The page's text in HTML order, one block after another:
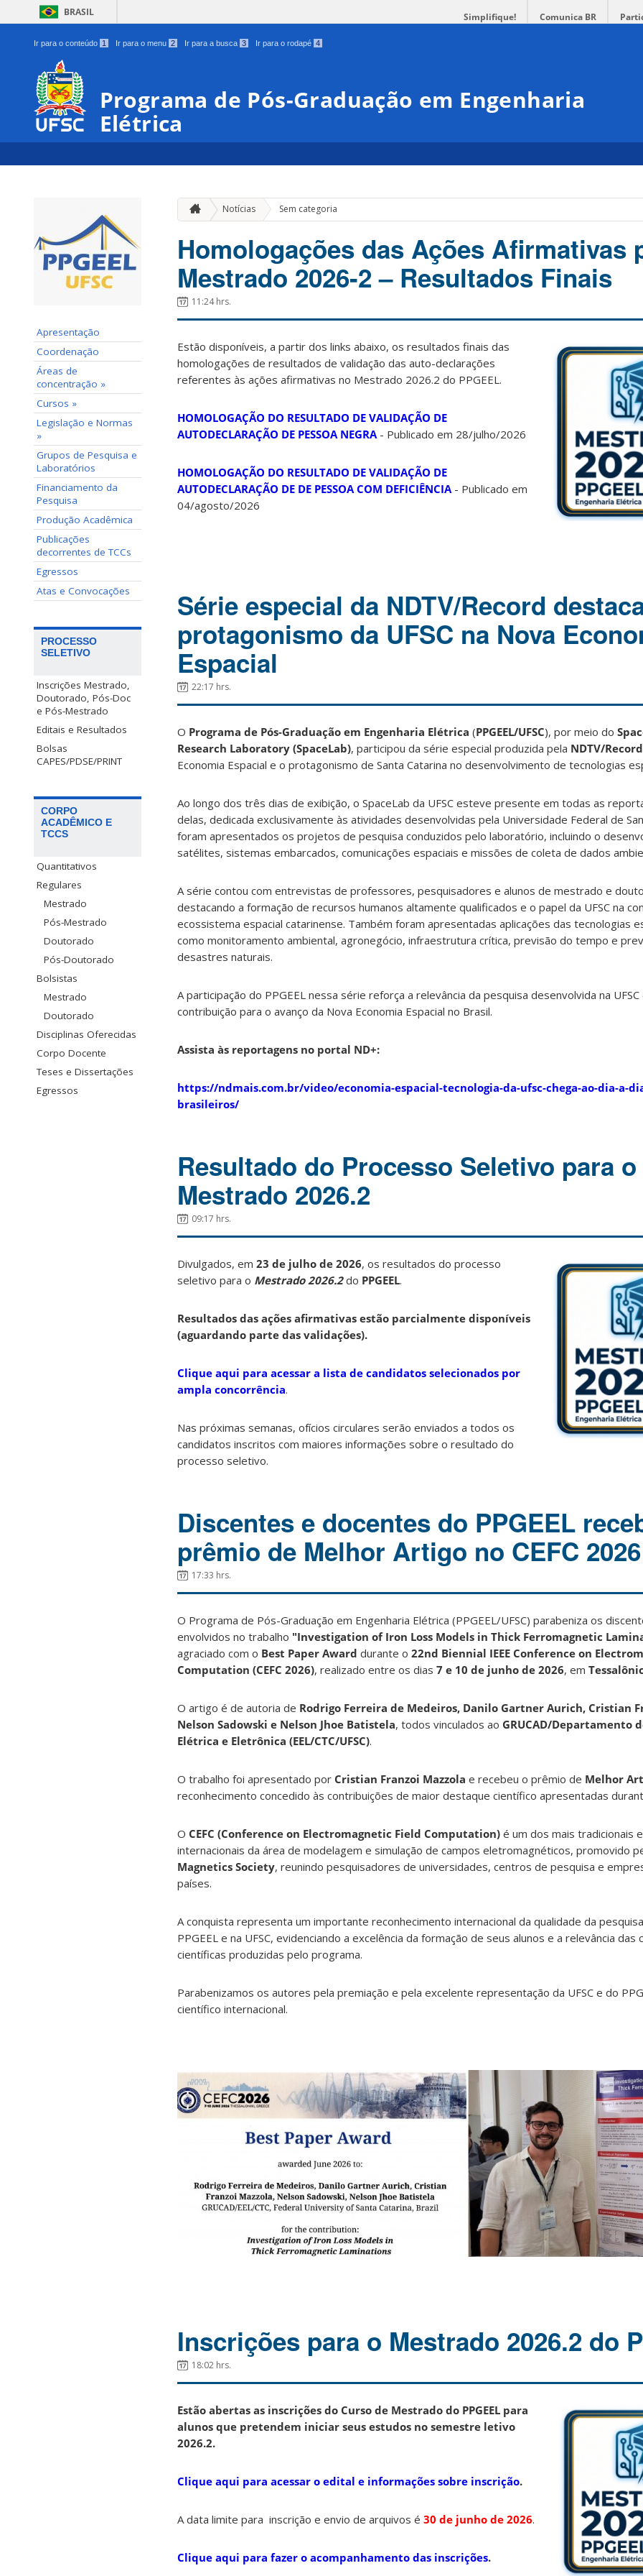
BRASIL Simplifique! Comunica BR
Ir para o conteúdo 1 Ir para o menu 2 Ir para a busca 3 Ir para o rodapé 4
Programa de Pós-Graduação em Engenharia
Elétrica
Apresentação
Coordenação
Áreas de
concentração »
Cursos »
Legislação e Normas
»
Grupos de Pesquisa e
Laboratórios
Financiamento da
Pesquisa
Produção Acadêmica
Publicações
decorrentes de TCCs
Egressos
Atas e Convocações
PROCESSO
SELETIVO
Inscrições Mestrado,
Doutorado, Pós-Doc
e Pós-Mestrado
Editais e Resultados
Bolsas
CAPES/PDSE/PRINT
CORPO
ACADÊMICO E
TCCS
Quantitativos
Regulares
Mestrado
Pós-Mestrado
Doutorado
Pós-Doutorado
Bolsistas
Mestrado
Doutorado
Disciplinas Oferecidas
Corpo Docente
Teses e Dissertações
Egressos
Notícias Sem categoria
Homologações das Ações Afirmativas
Mestrado 2026-2 – Resultados Finais
11:24 hrs.
Estão disponíveis, a partir dos links abaixo, os resultados finais das
homologações de resultados de validação das auto-declarações
referentes às ações afirmativas no Mestrado 2026.2 do PPGEEL.
HOMOLOGAÇÃO DO RESULTADO DE VALIDAÇÃO DE
AUTODECLARAÇÃO DE PESSOA NEGRA- Publicado em 28/julho/2026
HOMOLOGAÇÃO DO RESULTADO DE VALIDAÇÃO DE
AUTODECLARAÇÃO DE DE PESSOA COM DEFICIÊNCIA- Publicado em
04/agosto/2026
Série especial da NDTV/Record
protagonismo da UFSC na Nova
Espacial
22:17 hrs.
O Programa de Pós-Graduação em Engenharia Elétrica (PPGEEL/UFSC), por meio do
Research Laboratory (SpaceLab), participou da série especial produzida pela NDTV/Record
Economia Espacial e o protagonismo de Santa Catarina no desenvolvimento de tecnologias
Ao longo dos três dias de exibição, o SpaceLab da UFSC esteve presente em todas as
delas, dedicada exclusivamente às atividades desenvolvidas pela Universidade Federal de
foram apresentados os projetos de pesquisa conduzidos pelo laboratório, incluindo o
satélites, sistemas embarcados, comunicações espaciais e missões de coleta de dados
A série contou com entrevistas de professores, pesquisadores e alunos de mestrado e
destacando a formação de recursos humanos altamente qualificados e o papel da UFSC na
ecossistema espacial catarinense. Também foram apresentadas aplicações das tecnologias
como monitoramento ambiental, agronegócio, infraestrutura crítica, previsão do tempo e
desastres naturais.
A participação do PPGEEL nessa série reforça a relevância da pesquisa desenvolvida na UFSC
contribuição para o avanço da Nova Economia Espacial no Brasil.
Assista às reportagens no portal ND+:
https://ndmais.com.br/video/economia-espacial-tecnologia-da-ufsc-chega-ao-dia-a-
brasileiros/
Resultado do Processo Seletivo para o
Mestrado 2026.2
09:17 hrs.
Divulgados, em 23 de julho de 2026, os resultados do processo
seletivo para o Mestrado 2026.2do PPGEEL.
Resultados das ações afirmativas estão parcialmente disponíveis
(aguardando parte das validações).
Clique aqui para acessar a lista de candidatos selecionados por
ampla concorrência.
Nas próximas semanas, ofícios circulares serão enviados a todos os
candidatos inscritos com maiores informações sobre o resultado do
processo seletivo.
Discentes e docentes do PPGEEL
prêmio de Melhor Artigo no CEFC 2026
17:33 hrs.
O Programa de Pós-Graduação em Engenharia Elétrica (PPGEEL/UFSC) parabeniza os
envolvidos no trabalho "Investigation of Iron Loss Models in Thick Ferromagnetic
agraciado com o Best Paper Award durante o 22nd Biennial IEEE Conference on
Computation (CEFC 2026), realizado entre os dias 7 e 10 de junho de 2026, em
O artigo é de autoria de Rodrigo Ferreira de Medeiros, Danilo Gartner Aurich, Cristian
Nelson Sadowski e Nelson Jhoe Batistela, todos vinculados ao GRUCAD/Departamento
Elétrica e Eletrônica (EEL/CTC/UFSC).
O trabalho foi apresentado por Cristian Franzoi Mazzola e recebeu o prêmio de Melhor
reconhecimento concedido às contribuições de maior destaque científico apresentadas
O CEFC (Conference on Electromagnetic Field Computation) é um dos mais tradicionais
internacionais da área de modelagem e simulação de campos eletromagnéticos, promovido
Magnetics Society, reunindo pesquisadores de universidades, centros de pesquisa e
países.
A conquista representa um importante reconhecimento internacional da qualidade da
PPGEEL e na UFSC, evidenciando a excelência da formação de seus alunos e a relevância das
científicas produzidas pelo programa.
Parabenizamos os autores pela premiação e pela excelente representação da UFSC e do
científico internacional.
Inscrições para o Mestrado 2026.2 do
18:02 hrs.
Estão abertas as inscrições do Curso de Mestrado do PPGEEL para
alunos que pretendem iniciar seus estudos no semestre letivo
2026.2.
Clique aqui para acessar o edital e informações sobre inscrição.
A data limite para inscrição e envio de arquivos é 30 de junho de 2026.
Clique aqui para fazer o acompanhamento das inscrições.